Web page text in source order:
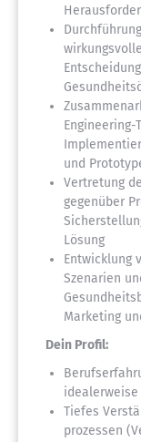
Engineering-
und
Vertretung
gegenüber
Lösung
Entwicklung
Szenarien
Marketing
Dein Profil:
idealerweise
Tiefes
prozessen